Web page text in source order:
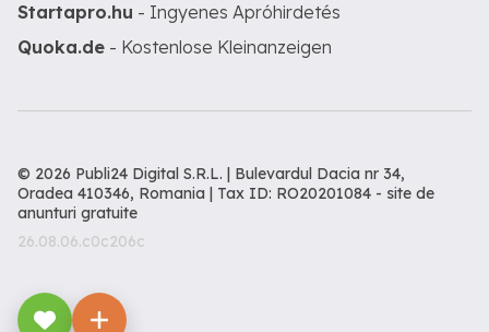
Startapro.hu - Ingyenes Apróhirdetés
Quoka.de - Kostenlose Kleinanzeigen
© 2026 Publi24 Digital S.R.L. | Bulevardul Dacia nr 34,
Oradea 410346, Romania | Tax ID: RO20201084 - site de
anunturi gratuite
26.08.06.c0c206c